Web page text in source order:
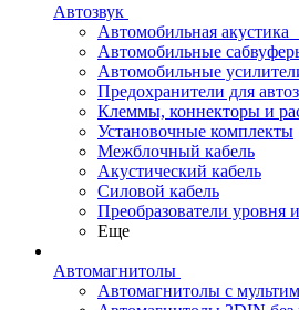
Автозвук
Автомобильная акустика
Автомобильные
Автомобильные
Предохранители для
Клеммы, коннекторы и
Установочные комплекты
Межблочный кабель
Акустический кабель
Силовой кабель
Преобразователи уровня
Еще
Автомагнитолы
Автомагнитолы с